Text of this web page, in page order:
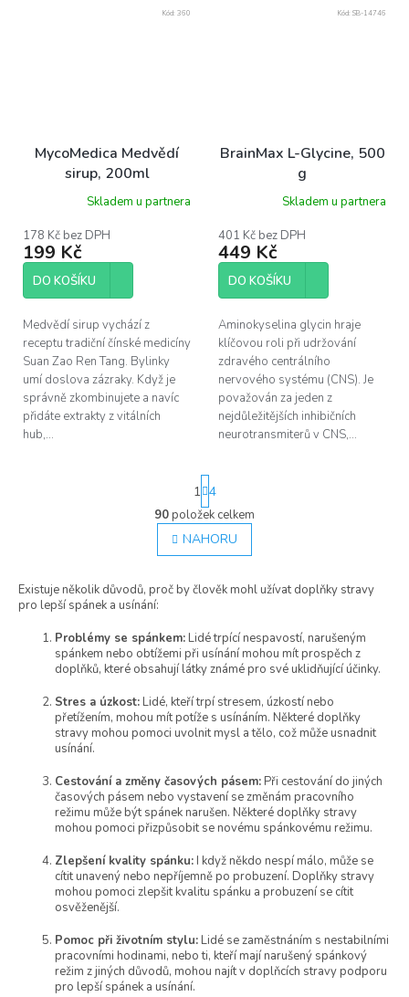
MycoMedica Medvědí
sirup, 200ml
Skladem u partnera
178 Kč bez DPH
199 Kč
DO KOŠÍKU
Medvědí sirup vychází z
receptu tradiční čínské medicíny
Suan Zao Ren Tang. Bylinky
umí doslova zázraky. Když je
správně zkombinujete a navíc
přidáte extrakty z vitálních
hub,...
Kód: 360
BrainMax L-Glycine, 500
g
Skladem u partnera
401 Kč bez DPH
449 Kč
DO KOŠÍKU
Aminokyselina glycin hraje
klíčovou roli při udržování
zdravého centrálního
nervového systému (CNS). Je
považován za jeden z
nejdůležitějších inhibičních
neurotransmiterů v CNS,...
Kód: SB-14746
O
v
l
d
í
p
r
v
k
y
p
i
s
u
t
r
á
n
k
v
í
1 4
90 položek celkem
NAHORU
Existuje několik důvodů, proč by člověk mohl užívat doplňky stravy
pro lepší spánek a usínání:
Problémy se spánkem: Lidé trpící nespavostí, narušeným
spánkem nebo obtížemi při usínání mohou mít prospěch z
doplňků, které obsahují látky známé pro své uklidňující účinky.
Stres a úzkost: Lidé, kteří trpí stresem, úzkostí nebo
přetížením, mohou mít potíže s usínáním. Některé doplňky
stravy mohou pomoci uvolnit mysl a tělo, což může usnadnit
usínání.
Cestování a změny časových pásem: Při cestování do jiných
časových pásem nebo vystavení se změnám pracovního
režimu může být spánek narušen. Některé doplňky stravy
mohou pomoci přizpůsobit se novému spánkovému režimu.
Zlepšení kvality spánku: I když někdo nespí málo, může se
cítit unavený nebo nepříjemně po probuzení. Doplňky stravy
mohou pomoci zlepšit kvalitu spánku a probuzení se cítit
osvěženější.
Pomoc při životním stylu: Lidé se zaměstnáním s nestabilními
pracovními hodinami, nebo ti, kteří mají narušený spánkový
režim z jiných důvodů, mohou najít v doplňcích stravy podporu
pro lepší spánek a usínání.